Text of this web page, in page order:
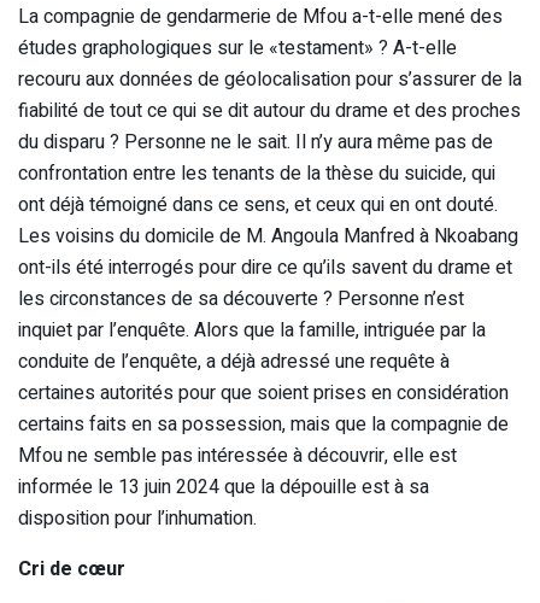
La compagnie de gendarmerie de Mfou a-t-elle mené des
études graphologiques sur le «testament» ? A-t-elle
recouru aux données de géolocalisation pour s’assurer de la
fiabilité de tout ce qui se dit autour du drame et des proches
du disparu ? Personne ne le sait. Il n’y aura même pas de
confrontation entre les tenants de la thèse du suicide, qui
ont déjà témoigné dans ce sens, et ceux qui en ont douté.
Les voisins du domicile de M. Angoula Manfred à Nkoabang
ont-ils été interrogés pour dire ce qu’ils savent du drame et
les circonstances de sa découverte ? Personne n’est
inquiet par l’enquête. Alors que la famille, intriguée par la
conduite de l’enquête, a déjà adressé une requête à
certaines autorités pour que soient prises en considération
certains faits en sa possession, mais que la compagnie de
Mfou ne semble pas intéressée à découvrir, elle est
informée le 13 juin 2024 que la dépouille est à sa
disposition pour l’inhumation.
Cri de cœur